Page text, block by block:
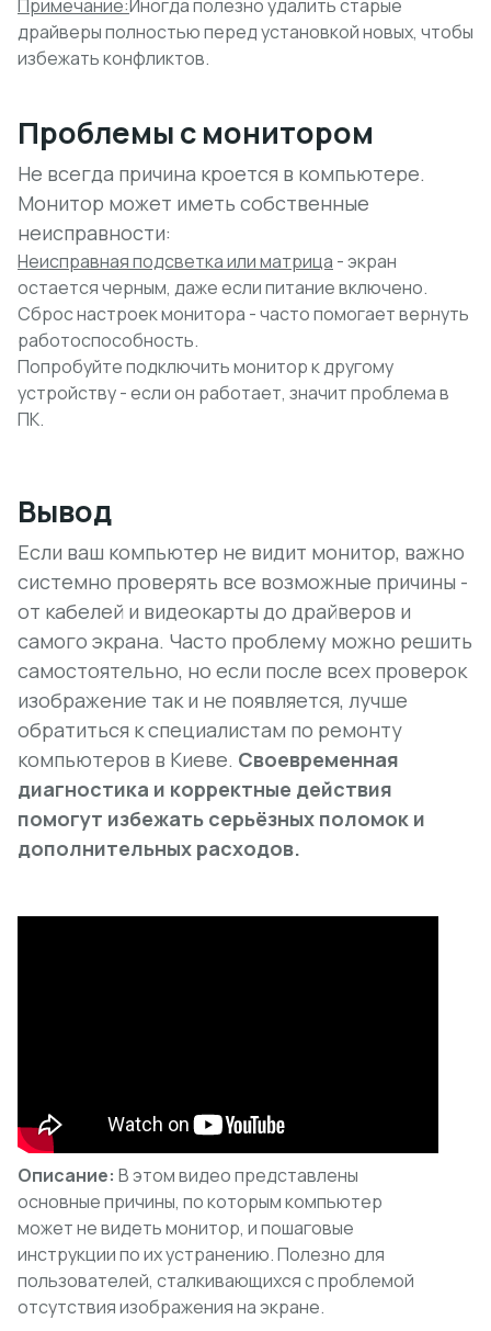
Примечание:Иногда полезно удалить старые
драйверы полностью перед установкой новых, чтобы
избежать конфликтов.
Проблемы с монитором
Не всегда причина кроется в компьютере.
Монитор может иметь собственные
неисправности:
Неисправная подсветка или матрица - экран
остается черным, даже если питание включено.
Сброс настроек монитора - часто помогает вернуть
работоспособность.
Попробуйте подключить монитор к другому
устройству - если он работает, значит проблема в
ПК.
Вывод
Если ваш компьютер не видит монитор, важно
системно проверять все возможные причины -
от кабелей и видеокарты до драйверов и
самого экрана. Часто проблему можно решить
самостоятельно, но если после всех проверок
изображение так и не появляется, лучше
обратиться к специалистам по ремонту
компьютеров в Киеве. Своевременная
диагностика и корректные действия
помогут избежать серьёзных поломок и
дополнительных расходов.
Описание: В этом видео представлены
основные причины, по которым компьютер
может не видеть монитор, и пошаговые
инструкции по их устранению. Полезно для
пользователей, сталкивающихся с проблемой
отсутствия изображения на экране.